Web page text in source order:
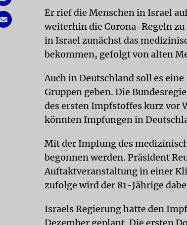
Er rief die Menschen in Israel
weiterhin die Corona-Regeln
in Israel zunächst das
bekommen, gefolgt von alten
Auch in Deutschland soll es
Gruppen geben. Die
des ersten Impfstoffes kurz vor
könnten Impfungen in
Mit der Impfung des
begonnen werden. Präsident
Auftaktveranstaltung in einer
zufolge wird der 81-Jährige
Israels Regierung hatte den